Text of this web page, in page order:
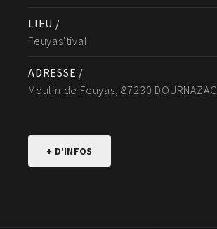
LIEU /
Feuyas'tival
ADRESSE /
Moulin de Feuyas, 87230 DOURNAZAC
+ D'INFOS